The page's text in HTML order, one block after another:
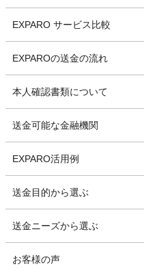
EXPARO サービス比較
EXPAROの送金の流れ
本人確認書類について
送金可能な金融機関
EXPARO活用例
送金目的から選ぶ
送金ニーズから選ぶ
お客様の声